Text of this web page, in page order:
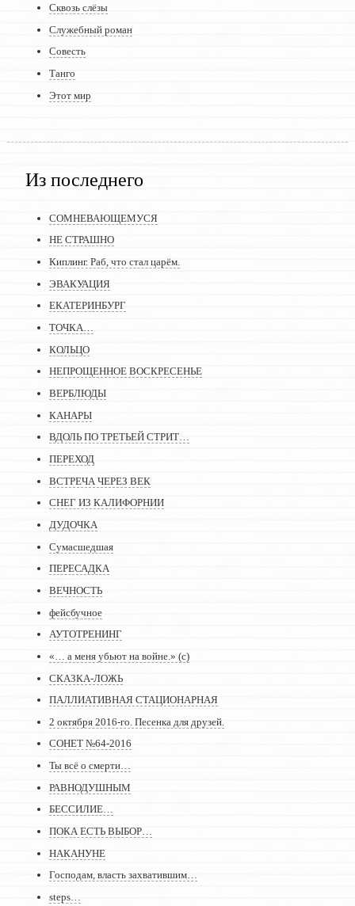
Сквозь слёзы
Служебный роман
Совесть
Танго
Этот мир
Из последнего
СОМНЕВАЮЩЕМУСЯ
НЕ СТРАШНО
Киплинг. Раб, что стал царём.
ЭВАКУАЦИЯ
ЕКАТЕРИНБУРГ
ТОЧКА…
КОЛЬЦО
НЕПРОЩЕННОЕ ВОСКРЕСЕНЬЕ
ВЕРБЛЮДЫ
КАНАРЫ
ВДОЛЬ ПО ТРЕТЬЕЙ СТРИТ…
ПЕРЕХОД
ВСТРЕЧА ЧЕРЕЗ ВЕК
СНЕГ ИЗ КАЛИФОРНИИ
ДУДОЧКА
Сумасшедшая
ПЕРЕСАДКА
ВЕЧНОСТЬ
фейсбучное
АУТОТРЕНИНГ
«… а меня убьют на войне.» (с)
СКАЗКА-ЛОЖЬ
ПАЛЛИАТИВНАЯ СТАЦИОНАРНАЯ
2 октября 2016-го. Песенка для друзей.
СОНЕТ №64-2016
Ты всё о смерти…
РАВНОДУШНЫМ
БЕССИЛИЕ…
ПОКА ЕСТЬ ВЫБОР…
НАКАНУНЕ
Господам, власть захватившим…
steps…